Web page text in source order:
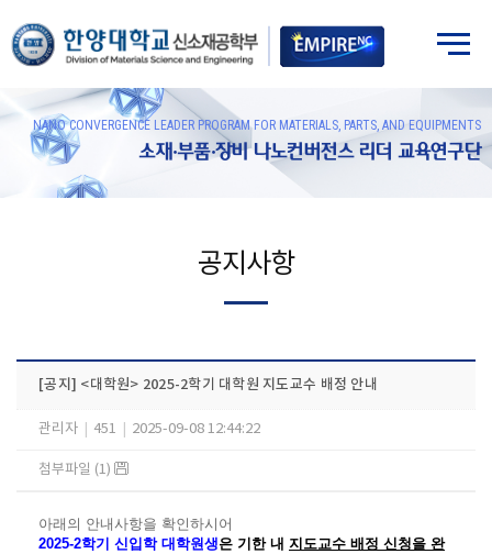
NANO CONVERGENCE LEADER PROGRAM FOR MATERIALS, PARTS, AND EQUIPMENTS
소재·부품·장비 나노컨버전스 리더 교육연구단
공지사항
[공지] <대학원> 2025-2학기 대학원 지도교수 배정 안내
관리자 451 2025-09-08 12:44:22
첨부파일 (1)
아래의 안내사항을 확인하시어
2025-2학기 신입학 대학원생은 기한 내 지도교수 배정 신청을 완